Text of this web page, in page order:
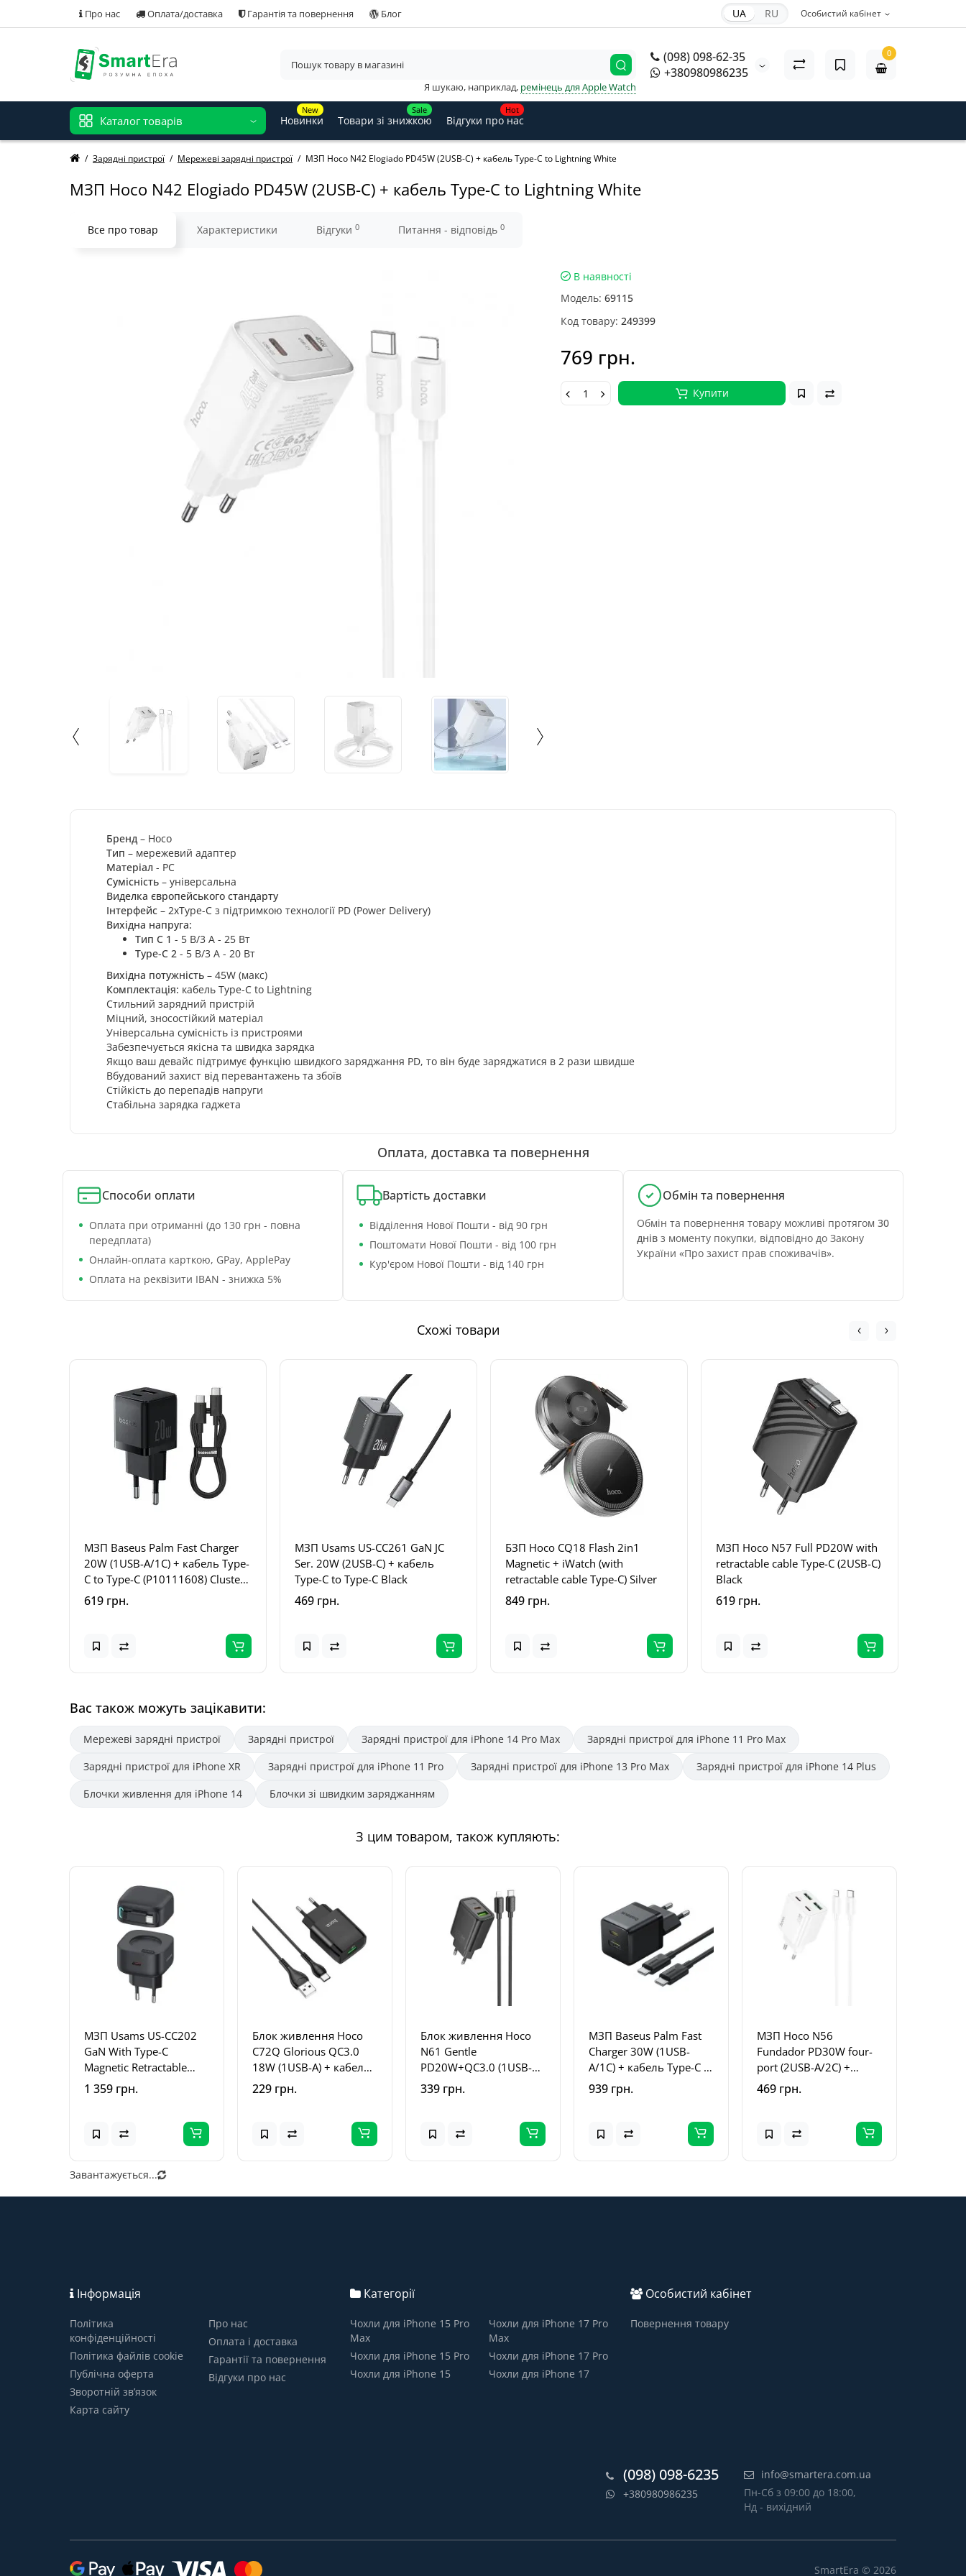
Про нас Оплата/доставка Гарантія та повернення Блог Особистий кабінет
UA RU
(098) 098-62-35
+380980986235
Я шукаю, наприклад, ремінець для Apple Watch
0
Каталог товарів
New
Новинки
Sale
Товари зі знижкою
Hot
Відгуки про нас
Зарядні пристрої Мережеві зарядні пристрої МЗП Hoco N42 Elogiado PD45W (2USB-C) + кабель Type-C to Lightning White
МЗП Hoco N42 Elogiado PD45W (2USB-C) + кабель Type-C to Lightning White
Все про товар Характеристики Відгуки 0 Питання - відповідь 0
В наявності
Модель: 69115
Код товару: 249399
769 грн.
Купити
Бренд – Hoco
Тип – мережевий адаптер
Матеріал - PC
Сумісність – універсальна
Виделка європейського стандарту
Інтерфейс – 2хType-C з підтримкою технології PD (Power Delivery)
Вихідна напруга:
Тип C 1 - 5 В/3 А - 25 Вт
Type-C 2 - 5 В/3 А - 20 Вт
Вихідна потужність – 45W (макс)
Комплектація: кабель Type-C to Lightning
Стильний зарядний пристрій
Міцний, зносостійкий матеріал
Універсальна сумісність із пристроями
Забезпечується якісна та швидка зарядка
Якщо ваш девайс підтримує функцію швидкого заряджання PD, то він буде заряджатися в 2 рази швидше
Вбудований захист від перевантажень та збоїв
Стійкість до перепадів напруги
Стабільна зарядка гаджета
Оплата, доставка та повернення
Способи оплати
Оплата при отриманні (до 130 грн - повна
передплата)
Онлайн-оплата карткою, GPay, ApplePay
Оплата на реквізити IBAN - знижка 5%
Вартість доставки
Відділення Нової Пошти - від 90 грн
Поштомати Нової Пошти - від 100 грн
Кур'єром Нової Пошти - від 140 грн
Обмін та повернення
Обмін та повернення товару можливі протягом 30
днів з моменту покупки, відповідно до Закону
України «Про захист прав споживачів».
Схожі товари
МЗП Baseus Palm Fast Charger
20W (1USB-A/1C) + кабель Type-
C to Type-C (P10111608) Cluster
Black
619 грн.
МЗП Usams US-CC261 GaN JC
Ser. 20W (2USB-C) + кабель
Type-C to Type-C Black
469 грн.
БЗП Hoco CQ18 Flash 2in1
Magnetic + iWatch (with
retractable cable Type-C) Silver
849 грн.
МЗП Hoco N57 Full PD20W with
retractable cable Type-C (2USB-C)
Black
619 грн.
Вас також можуть зацікавити:
Мережеві зарядні пристрої Зарядні пристрої Зарядні пристрої для iPhone 14 Pro Max
Зарядні пристрої для iPhone 11 Pro Max
Зарядні пристрої для iPhone XR
Зарядні пристрої для iPhone 11 Pro Зарядні пристрої для iPhone 13 Pro Max
Зарядні пристрої для iPhone 14 Plus
Блочки живлення для iPhone 14
Блочки зі швидким заряджанням
З цим товаром, також купляють:
МЗП Usams US-CC202
GaN With Type-C
Magnetic Retractable
Cable Module XMF Ser.
35W (2USB-C) Black
1 359 грн.
Блок живлення Hoco
C72Q Glorious QC3.0
18W (1USB-A) + кабель
USB to Type-C Чорний
229 грн.
Блок живлення Hoco
N61 Gentle
PD20W+QC3.0 (1USB-
A/1C) + кабель Type-C to
Lightning Black
339 грн.
МЗП Baseus Palm Fast
Charger 30W (1USB-
A/1C) + кабель Type-C to
Type-C (P1011160A)
Cluster Black
939 грн.
МЗП Hoco N56
Fundador PD30W four-
port (2USB-A/2C) +
кабель Type-C to
Lightning White
469 грн.
Завантажується...
Інформація
Політика
конфіденційності
Політика файлів cookie
Публічна оферта
Зворотній зв’язок
Карта сайту
Про нас
Оплата і доставка
Гарантії та повернення
Відгуки про нас
Категорії
Чохли для iPhone 15 Pro
Max
Чохли для iPhone 15 Pro
Чохли для iPhone 15
Чохли для iPhone 17 Pro
Max
Чохли для iPhone 17 Pro
Чохли для iPhone 17
Особистий кабінет
Повернення товару
(098) 098-6235
+380980986235
info@smartera.com.ua
Пн-Сб з 09:00 до 18:00,
Нд - вихідний
SmartEra © 2026